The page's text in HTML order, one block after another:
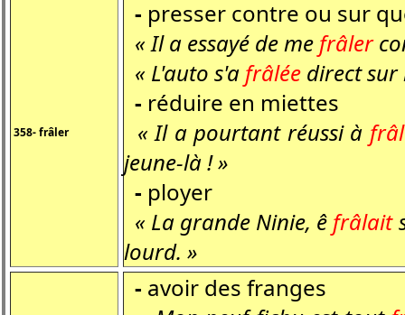
358- frâler
- presser contre ou sur
« Il a essayé de me frâler
« L'auto s'a frâlée direct sur
- réduire en miettes
« Il a pourtant réussi à
jeune-là ! »
- ployer
« La grande Ninie, ê frâlait
lourd. »
- avoir des franges